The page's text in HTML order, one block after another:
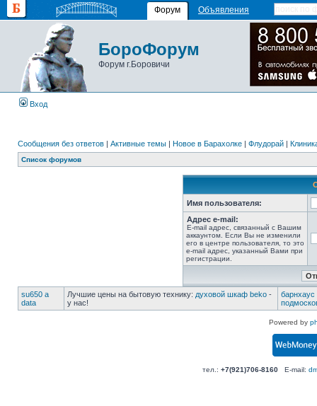
Форум Объявления
БороФорум
Форум г.Боровичи
Вход
Сообщения без ответов | Активные темы | Новое в Барахолке | Флудорай |
Список форумов
Имя пользователя:
Адрес e-mail:
E-mail адрес, связанный с Вашим
аккаунтом. Если Вы не изменили
его в центре пользователя, то это
e-mail адрес, указанный Вами при
регистрации.
su650 a
data
Лучшие цены на бытовую технику: духовой шкаф beko -
у нас!
барнхаус
Powered by
тел.: +7(921)706-8160E-mail: